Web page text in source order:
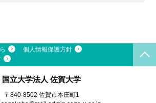
個人情報保護方針
国立大学法人 佐賀大学
〒840-8502 佐賀市本庄町1